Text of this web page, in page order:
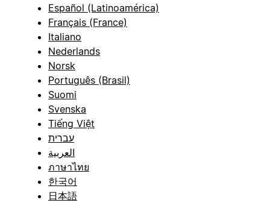
Español (Latinoamérica)
Français (France)
Italiano
Nederlands
Norsk
Português (Brasil)
Suomi
Svenska
Tiếng Việt
עברית
العربية
ภาษาไทย
한국어
日本語